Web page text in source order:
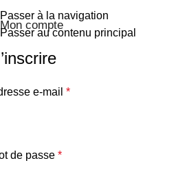
Passer à la navigation
Passer au contenu principal
Mon compte
e-mail *
de passe *